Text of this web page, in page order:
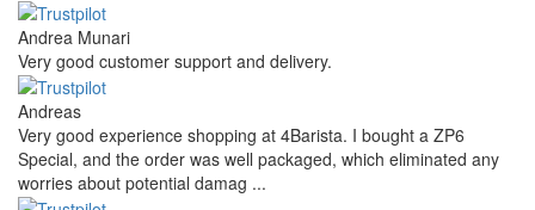
Andrea Munari
Very good customer support and delivery.
Andreas
Very good experience shopping at 4Barista. I bought a ZP6
Special, and the order was well packaged, which eliminated any
worries about potential damag ...